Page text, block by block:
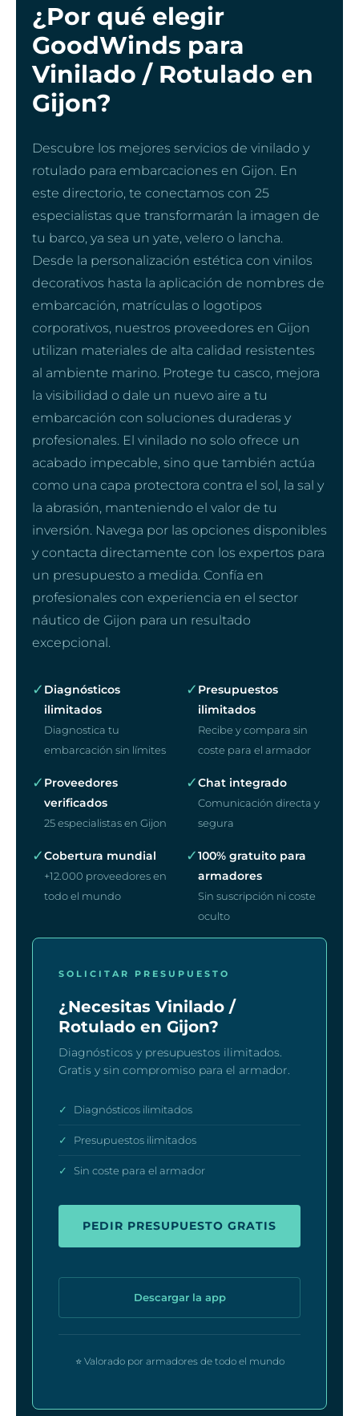
¿Por qué elegir
GoodWinds para
Vinilado / Rotulado en
Gijon?
Descubre los mejores servicios de vinilado y
rotulado para embarcaciones en Gijon. En
este directorio, te conectamos con 25
especialistas que transformarán la imagen de
tu barco, ya sea un yate, velero o lancha.
Desde la personalización estética con vinilos
decorativos hasta la aplicación de nombres de
embarcación, matrículas o logotipos
corporativos, nuestros proveedores en Gijon
utilizan materiales de alta calidad resistentes
al ambiente marino. Protege tu casco, mejora
la visibilidad o dale un nuevo aire a tu
embarcación con soluciones duraderas y
profesionales. El vinilado no solo ofrece un
acabado impecable, sino que también actúa
como una capa protectora contra el sol, la sal y
la abrasión, manteniendo el valor de tu
inversión. Navega por las opciones disponibles
y contacta directamente con los expertos para
un presupuesto a medida. Confía en
profesionales con experiencia en el sector
náutico de Gijon para un resultado
excepcional.
✓ Diagnósticos
ilimitados
Diagnostica tu
embarcación sin límites
✓ Presupuestos
ilimitados
Recibe y compara sin
coste para el armador
✓ Proveedores
verificados
25 especialistas en Gijon
✓Chat integrado
Comunicación directa y
segura
✓Cobertura mundial
+12.000 proveedores en
todo el mundo
✓100% gratuito para
armadores
Sin suscripción ni coste
oculto
SOLICITAR PRESUPUESTO
¿Necesitas Vinilado /
Rotulado en Gijon?
Diagnósticos y presupuestos ilimitados.
Gratis y sin compromiso para el armador.
✓ Diagnósticos ilimitados
✓ Presupuestos ilimitados
✓ Sin coste para el armador
PEDIR PRESUPUESTO GRATIS
Descargar la app
⭐ Valorado por armadores de todo el mundo